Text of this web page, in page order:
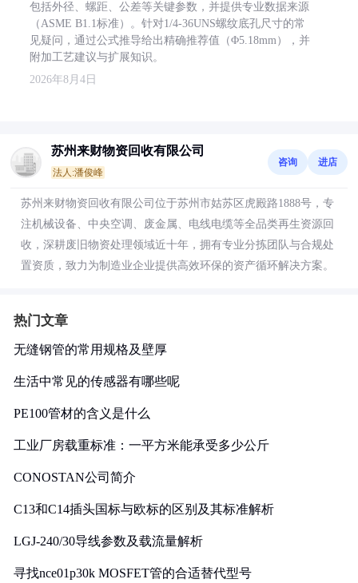
包括外径、螺距、公差等关键参数，并提供专业数据来源
（ASME B1.1标准）。针对1/4-36UNS螺纹底孔尺寸的常
见疑问，通过公式推导给出精确推荐值（Φ5.18mm），并
附加工艺建议与扩展知识。
2026年8月4日
苏州来财物资回收有限公司
法人:潘俊峰
咨询 进店
苏州来财物资回收有限公司位于苏州市姑苏区虎殿路1888号，专
注机械设备、中央空调、废金属、电线电缆等全品类再生资源回
收，深耕废旧物资处理领域近十年，拥有专业分拣团队与合规处
置资质，致力为制造业企业提供高效环保的资产循环解决方案。
热门文章
无缝钢管的常用规格及壁厚
生活中常见的传感器有哪些呢
PE100管材的含义是什么
工业厂房载重标准：一平方米能承受多少公斤
CONOSTAN公司简介
C13和C14插头国标与欧标的区别及其标准解析
LGJ-240/30导线参数及载流量解析
寻找nce01p30k MOSFET管的合适替代型号